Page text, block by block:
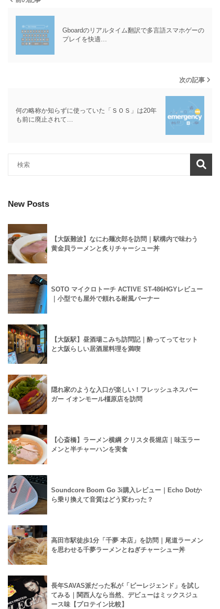
Gboardのリアルタイム翻訳で多言語スマホゲーの
プレイを快適…
次の記事
何の略称か知らずに使っていた「ＳＯＳ」は20年
も前に廃止されて…
New Posts
【大阪難波】なにわ麺次郎を訪問｜駅構内で味わう
黄金貝ラーメンと炙りチャーシュー丼
SOTO マイクロトーチ ACTIVE ST-486HGYレビュー
｜小型でも屋外で頼れる耐風バーナー
【大阪駅】昼酒場こみち訪問記｜酔ってってセット
と大阪らしい居酒屋料理を満喫
隠れ家のような入口が楽しい！フレッシュネスバー
ガー イオンモール橿原店を訪問
【心斎橋】ラーメン横綱 クリスタ長堀店｜味玉ラー
メンと半チャーハンを実食
Soundcore Boom Go 3i購入レビュー｜Echo Dotか
ら乗り換えて音質はどう変わった？
高田市駅徒歩1分「千夢 本店」を訪問｜尾道ラーメン
を思わせる千夢ラーメンとねぎチャーシュー丼
長年SAVAS派だった私が「ビーレジェンド」を試し
てみる｜関西人なら当然、デビューはミックスジュ
ース味【プロテイン比較】